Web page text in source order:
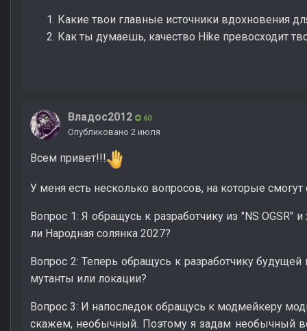
Какие твои главные источники вдохновения
Как ты думаешь, качество Hike превосходит
Владос2012 60
Опубликовано 2 июля
Всем привет!!!
У меня есть несколько вопросов, на которые смогут
Вопрос 1: Я обращусь к разработчику из "NS OGSR"
ли Народная солянка 2027?
Вопрос 2: Теперь обращусь к разработчику
мутанты или локации?
Вопрос 3: И напоследок обращусь к модмейкеру
скажем, необычный. Поэтому я задам необычный